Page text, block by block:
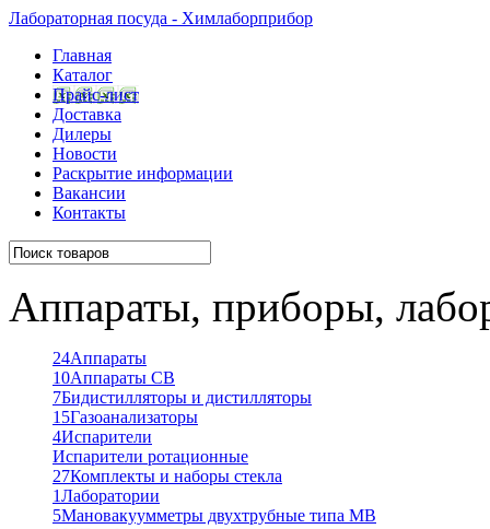
Лабораторная посуда - Химлаборприбор
Главная
Каталог
Прайс-лист
Доставка
Дилеры
Новости
Раскрытие информации
Вакансии
Контакты
Аппараты, приборы,
24Аппараты
10Аппараты СВ
7Бидистилляторы и дистилляторы
15Газоанализаторы
4Испарители
Испарители ротационные
27Комплекты и наборы стекла
1Лаборатории
5Мановакуумметры двухтрубные типа МВ